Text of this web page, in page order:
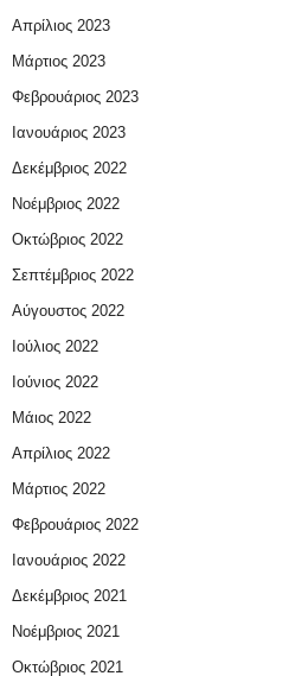
Απρίλιος 2023
Μάρτιος 2023
Φεβρουάριος 2023
Ιανουάριος 2023
Δεκέμβριος 2022
Νοέμβριος 2022
Οκτώβριος 2022
Σεπτέμβριος 2022
Αύγουστος 2022
Ιούλιος 2022
Ιούνιος 2022
Μάιος 2022
Απρίλιος 2022
Μάρτιος 2022
Φεβρουάριος 2022
Ιανουάριος 2022
Δεκέμβριος 2021
Νοέμβριος 2021
Οκτώβριος 2021